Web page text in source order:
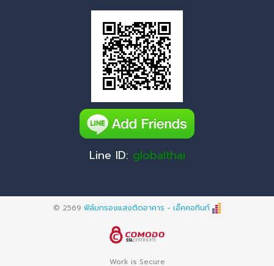
Line ID: globalthai
© 2569 ฟิล์มกรองแสงติดอาคาร - เอ็คคอทินท์
Work is Secure